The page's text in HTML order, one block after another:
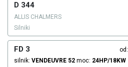
D 344
ALLIS CHALMERS
Silniki
FD 3 od:
silnik: VENDEUVRE 52 moc: 24HP/18KW